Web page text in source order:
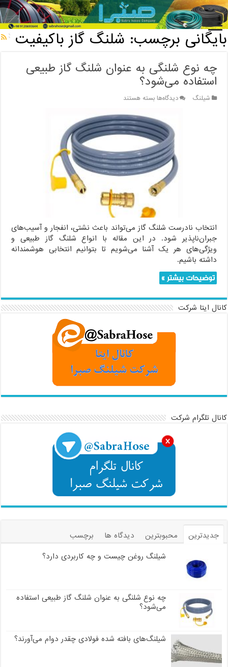
خانه / بایگانی برچسب: شلنگ گاز باکیفیت
بایگانی برچسب: شلنگ گاز باکیفیت
چه نوع شلنگی به عنوان شلنگ گاز طبیعی
استفاده می‌شود؟
شیلنگ دیدگاه‌هابرای
نوع
شلنگی
به
عنوان
شلنگ
گاز
طبیعی
می‌شود؟
بسته هستند
انتخاب نادرست شلنگ گاز می‌تواند باعث نشتی، انفجار و آسیب‌های
جبران‌ناپذیر شود. در این مقاله با انواع شلنگ گاز طبیعی و
ویژگی‌های هر یک آشنا می‌شویم تا بتوانیم انتخابی هوشمندانه
داشته باشیم.
توضیحات بیشتر »
کانال ایتا شرکت
کانال تلگرام شرکت
جدیدترین محبوبترین دیدگاه ها
برچسب
شیلنگ روغن چیست و چه کاربردی دارد؟
چه نوع شلنگی به عنوان شلنگ گاز طبیعی استفاده
می‌شود؟
شیلنگ‌های بافته شده فولادی چقدر دوام می‌آورند؟